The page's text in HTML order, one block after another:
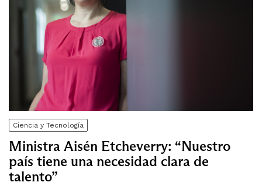
Ciencia y Tecnología
Ministra Aisén Etcheverry: “Nuestro
país tiene una necesidad clara de
talento”